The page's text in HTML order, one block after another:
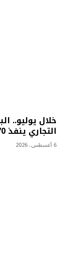
خلال يوليو..
التجاري ينفذ 5270 جولة رقابية
6 أغسطس، 2026